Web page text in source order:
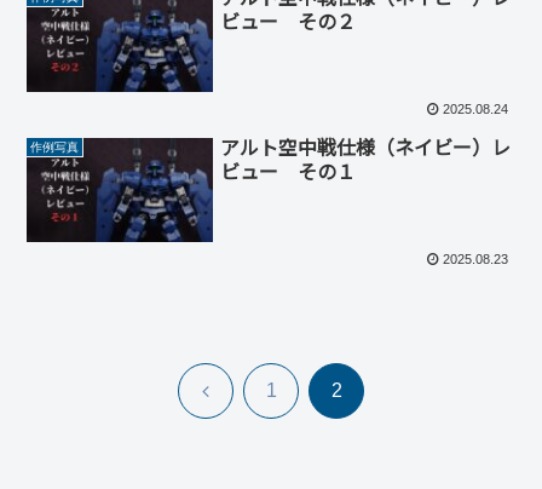
ビュー その２
2025.08.24
作例写真
アルト空中戦仕様（ネイビー）レ
ビュー その１
2025.08.23
前 1 2